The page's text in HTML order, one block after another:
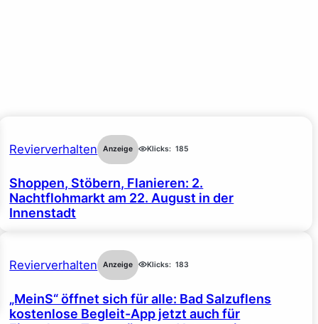
Revierverhalten Anzeige Klicks: 185
Shoppen, Stöbern, Flanieren: 2.
Nachtflohmarkt am 22. August in der
Innenstadt
Revierverhalten Anzeige Klicks: 183
„MeinS“ öffnet sich für alle: Bad Salzuflens
kostenlose Begleit-App jetzt auch für